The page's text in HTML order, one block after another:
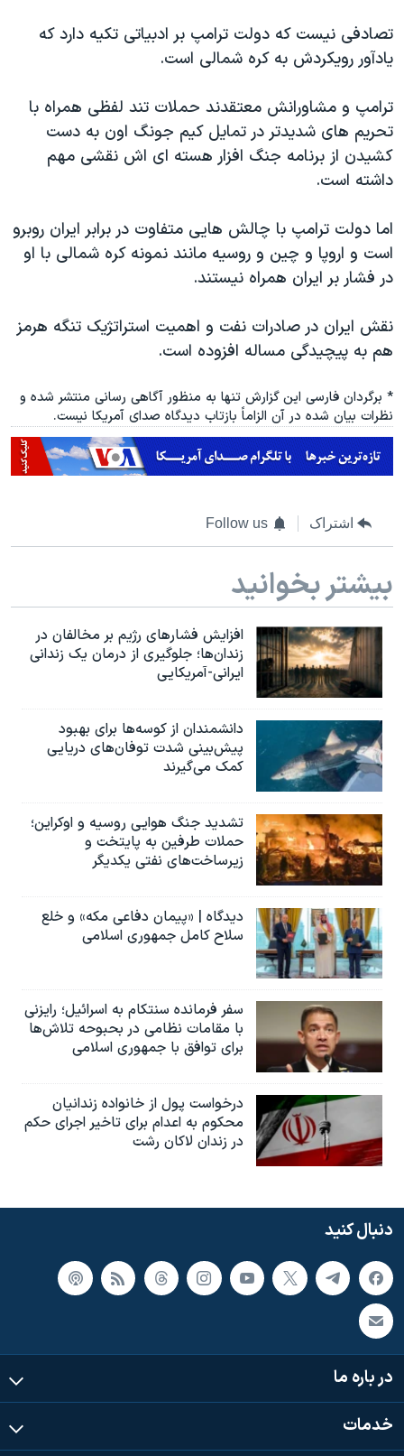
تصادفی نیست که دولت ترامپ بر ادبیاتی تکیه دارد که
یادآور رویکردش به کره شمالی است.
ترامپ و مشاورانش معتقدند حملات تند لفظی همراه با
تحریم های شدیدتر در تمایل کیم جونگ اون به دست
کشیدن از برنامه جنگ افزار هسته ای اش نقشی مهم
داشته است.
اما دولت ترامپ با چالش هایی متفاوت در برابر ایران روبرو
است و اروپا و چین و روسیه مانند نمونه کره شمالی با او
در فشار بر ایران همراه نیستند.
نقش ایران در صادرات نفت و اهمیت استراتژیک تنگه هرمز
هم به پیچیدگی مساله افزوده است.
* برگردان فارسی این گزارش تنها به منظور آگاهی رسانی منتشر شده و
نظرات بیان شده در آن الزاماً بازتاب دیدگاه صدای آمریکا نیست.
اشتراک Follow us
بیشتر بخوانید
افزایش فشارهای رژیم بر مخالفان در
زندان‌ها؛ جلوگیری از درمان یک زندانی
ایرانی-آمریکایی
دانشمندان از کوسه‌ها برای بهبود
پیش‌بینی شدت توفان‌های دریایی
کمک می‌گیرند
تشدید جنگ هوایی روسیه و اوکراین؛
حملات طرفین به پایتخت‌ و
زیرساخت‌های نفتی یکدیگر
دیدگاه | «پیمان دفاعی مکه» و خلع
سلاح کامل جمهوری اسلامی
سفر فرمانده سنتکام به اسرائیل؛ رایزنی
با مقامات نظامی در بحبوحه تلاش‌ها
برای توافق با جمهوری اسلامی
درخواست پول از خانواده زندانیان
محکوم به‌ اعدام برای تاخیر اجرای حکم
در زندان لاکان رشت
دنبال کنید
در باره ما
خدمات